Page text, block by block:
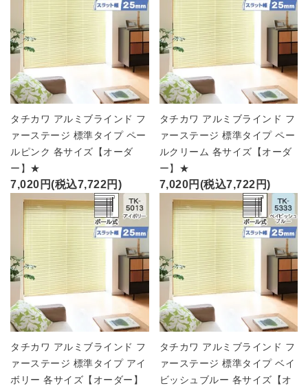
タチカワ アルミブラインド フ
ァーステージ 標準タイプ ペー
ルピンク 各サイズ【オーダ
ー】★
7,020円(税込7,722円)
タチカワ アルミブラインド フ
ァーステージ 標準タイプ ペー
ルクリーム 各サイズ【オーダ
ー】★
7,020円(税込7,722円)
タチカワ アルミブラインド フ
ァーステージ 標準タイプ アイ
ボリー 各サイズ【オーダー】
タチカワ アルミブラインド フ
ァーステージ 標準タイプ ベイ
ビッシュブルー 各サイズ【オ